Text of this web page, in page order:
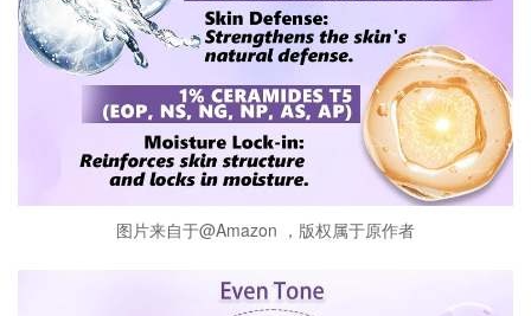
图片来自于@Amazon ，版权属于原作者